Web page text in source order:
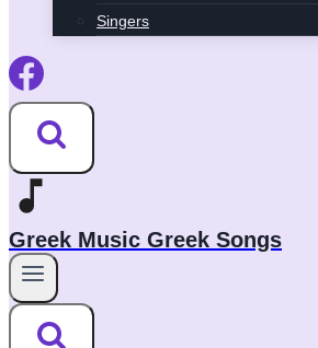
Singers
Greek Music Greek Songs